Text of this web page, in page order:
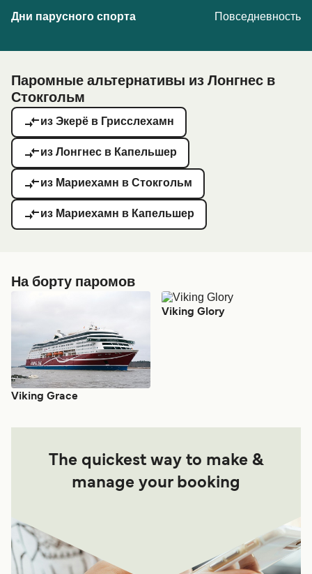
Повседневность
Паромные альтернативы из Лонгнес в
Стокгольм
из Экерё в Грисслехамн
из Лонгнес в Капельшер
из Мариехамн в Стокгольм
из Мариехамн в Капельшер
На борту паромов
Viking Grace
Viking Glory
The quickest way to make &
manage your booking